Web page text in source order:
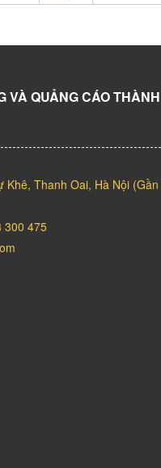
VÀ QUẢNG CÁO THÀNH
Khê, Thanh Oai, Hà Nội (Gần
300 475